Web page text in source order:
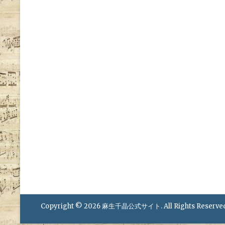
Copyright © 2026 麻生千晶公式サイト . All Rights